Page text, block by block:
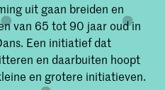
uit gaan breiden en
van 65 tot 90 jaar oud in
Een initiatief dat
en daarbuiten hoopt
en grotere initiatieven.